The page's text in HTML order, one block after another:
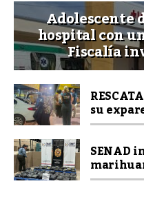
Adolescente
hospital con
Fiscalía
su
SENAD